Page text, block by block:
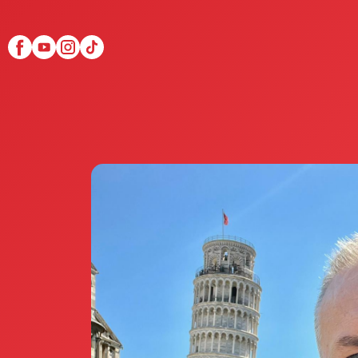
Scopri Club di Più
Le testimonianze
La fondatrice Valeria